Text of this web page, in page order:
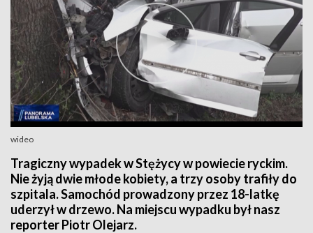
wideo
Tragiczny wypadek w Stężycy w powiecie ryckim.
Nie żyją dwie młode kobiety, a trzy osoby trafiły do
szpitala. Samochód prowadzony przez 18-latkę
uderzył w drzewo. Na miejscu wypadku był nasz
reporter Piotr Olejarz.